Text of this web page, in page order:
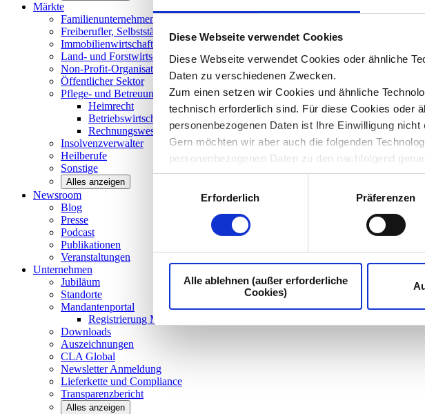
Diese Webseite verwendet Cookies
Diese Webseite verwendet Cookies oder ähnliche
Daten zu verschiedenen Zwecken.
Zum einen setzen wir Cookies und ähnliche
technisch erforderlich sind. Für diese Cookies oder
personenbezogenen Daten ist Ihre Einwilligung nicht
Gern möchten wir aber auch die folgenden
personenbezogenen Daten zu den nachfolgend
Erforderlich
Präferenzen
Alle ablehnen (außer erforderliche
Cookies)
Märkte
Familienunternehmen und
Freiberufler, Selbstständige undPrivatpersonen
Immobilienwirtschaft
Land- und Forstwirtschaft
Non-Profit-Organisationen
Öffentlicher Sektor
Pflege- und Betreuungseinrichtungen
Heimrecht
Betriebswirtschaftliche Beratung
Rechnungswesen/Controlling
Insolvenzverwalter
Heilberufe
Sonstige
Alles anzeigen
Newsroom
Blog
Presse
Podcast
Publikationen
Veranstaltungen
Unternehmen
Jubiläum
Standorte
Mandantenportal
Registrierung Mandantenportal
Downloads
Auszeichnungen
CLA Global
NewsletterAnmeldung
Lieferkette und Compliance
Transparenzbericht
Alles anzeigen